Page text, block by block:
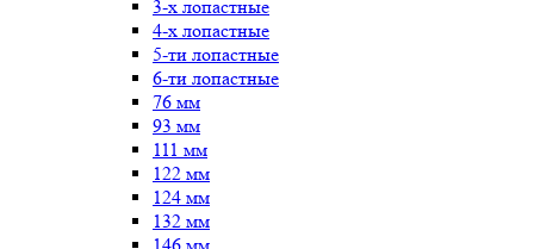
3-х лопастные
4-х лопастные
5-ти лопастные
6-ти лопастные
76 мм
93 мм
111 мм
122 мм
124 мм
132 мм